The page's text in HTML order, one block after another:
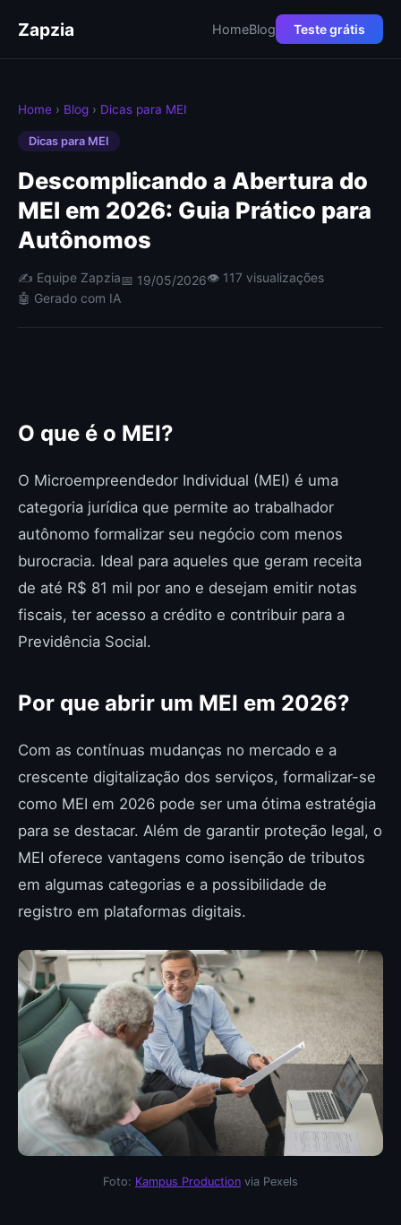
Zapzia HomeBlog Teste grátis
Home › Blog › Dicas para MEI
Dicas para MEI
Descomplicando a Abertura do
MEI em 2026: Guia Prático para
Autônomos
✍️ Equipe Zapzia📅 19/05/2026👁 117 visualizações
🤖 Gerado com IA
O que é o MEI?
O Microempreendedor Individual (MEI) é uma
categoria jurídica que permite ao trabalhador
autônomo formalizar seu negócio com menos
burocracia. Ideal para aqueles que geram receita
de até R$ 81 mil por ano e desejam emitir notas
fiscais, ter acesso a crédito e contribuir para a
Previdência Social.
Por que abrir um MEI em 2026?
Com as contínuas mudanças no mercado e a
crescente digitalização dos serviços, formalizar-se
como MEI em 2026 pode ser uma ótima estratégia
para se destacar. Além de garantir proteção legal, o
MEI oferece vantagens como isenção de tributos
em algumas categorias e a possibilidade de
registro em plataformas digitais.
Foto: Kampus Production via Pexels